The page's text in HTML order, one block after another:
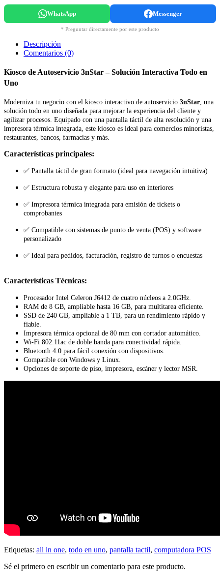
WhatsApp Messenger
* Preguntar directamente por este producto
Descripción
Comentarios (0)
Kiosco de Autoservicio 3nStar – Solución Interactiva Todo en
Uno
Moderniza tu negocio con el kiosco interactivo de autoservicio 3nStar, una
solución todo en uno diseñada para mejorar la experiencia del cliente y
agilizar procesos. Equipado con una pantalla táctil de alta resolución y una
impresora térmica integrada, este kiosco es ideal para comercios minoristas,
restaurantes, bancos, farmacias y más.
Características principales:
✅ Pantalla táctil de gran formato (ideal para navegación intuitiva)
✅ Estructura robusta y elegante para uso en interiores
✅ Impresora térmica integrada para emisión de tickets o
comprobantes
✅ Compatible con sistemas de punto de venta (POS) y software
personalizado
✅ Ideal para pedidos, facturación, registro de turnos o encuestas
Características Técnicas:
Procesador Intel Celeron J6412 de cuatro núcleos a 2.0GHz.
RAM de 8 GB, ampliable hasta 16 GB, para multitarea eficiente.
SSD de 240 GB, ampliable a 1 TB, para un rendimiento rápido y
fiable.
Impresora térmica opcional de 80 mm con cortador automático.
Wi-Fi 802.11ac de doble banda para conectividad rápida.
Bluetooth 4.0 para fácil conexión con dispositivos.
Compatible con Windows y Linux.
Opciones de soporte de piso, impresora, escáner y lector MSR.
Etiquetas: all in one, todo en uno, pantalla tactil, computadora POS
Sé el primero en escribir un comentario para este producto.